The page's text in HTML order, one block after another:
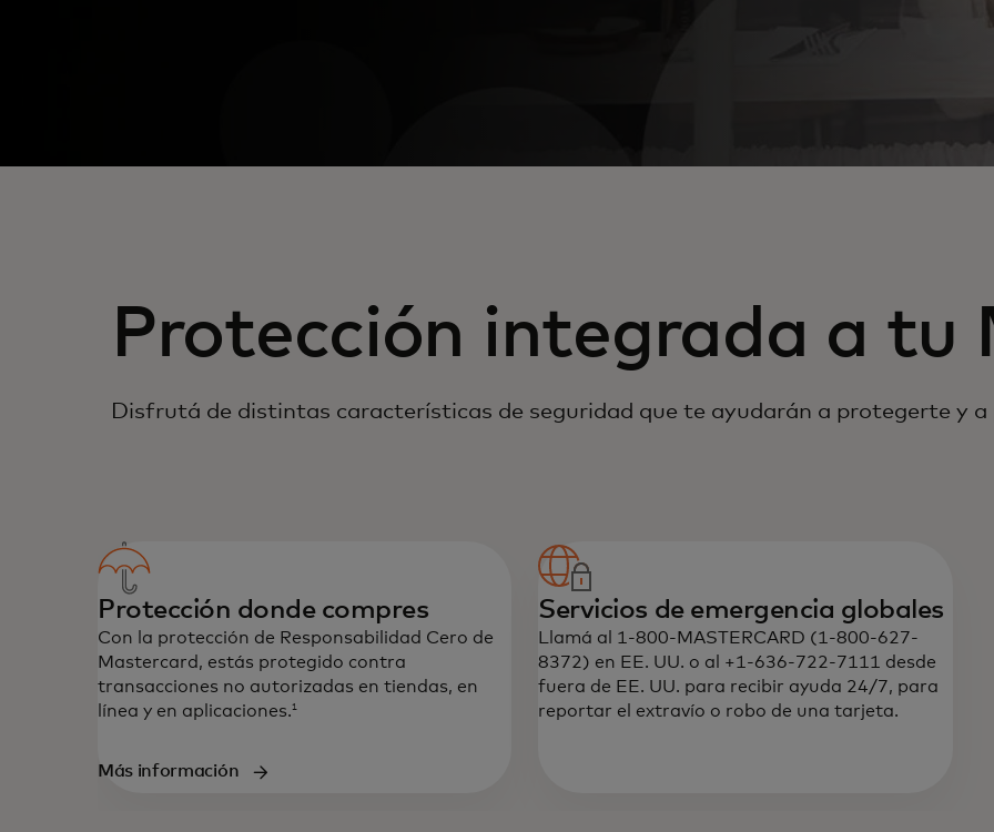
Protección integrada a tu
Disfrutá de distintas características de seguridad que te ayudarán a protegerte y
Protección donde compres
Con la protección de Responsabilidad Cero de
Mastercard, estás protegido contra
transacciones no autorizadas en tiendas, en
línea y en aplicaciones.1
Más información
Servicios de emergencia globales
Llamá al 1-800-MASTERCARD (1-800-627-
8372) en EE. UU. o al +1-636-722-7111 desde
fuera de EE. UU. para recibir ayuda 24/7, para
reportar el extravío o robo de una tarjeta.